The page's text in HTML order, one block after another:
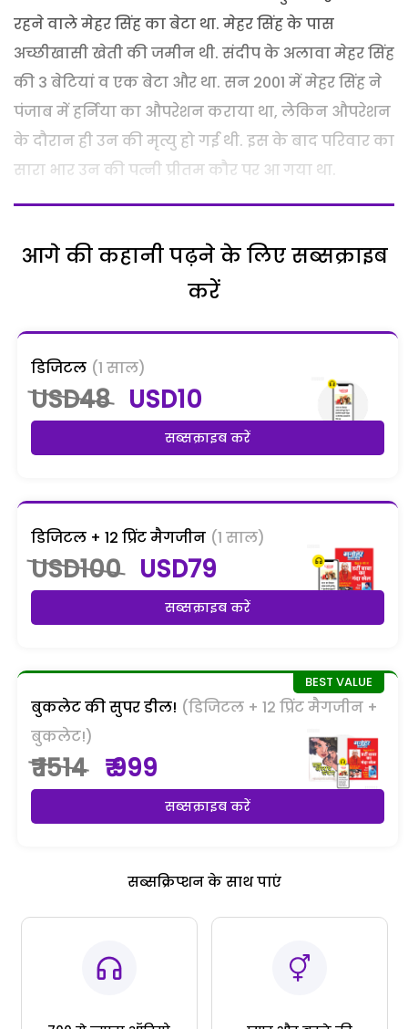
रहने वाले मेहर सिंह का बेटा था. मेहर सिंह के पास
अच्छीखासी खेती की जमीन थी. संदीप के अलावा मेहर सिंह
की 3 बेटियां व एक बेटा और था. सन 2001 में मेहर सिंह ने
पंजाब में हर्निया का औपरेशन कराया था, लेकिन औपरेशन
के दौरान ही उन की मृत्यु हो गई थी. इस के बाद परिवार का
सारा भार उन की पत्नी प्रीतम कौर पर आ गया था.
आगे की कहानी पढ़ने के लिए सब्सक्राइब
करें
डिजिटल (1 साल)
USD48 USD10
सब्सक्राइब करें
डिजिटल + 12 प्रिंट मैगजीन (1 साल)
USD100 USD79
सब्सक्राइब करें
बुकलेट की सुपर डील! (डिजिटल + 12 प्रिंट मैगजीन +
बुकलेट!)
₹ 1514 ₹ 999
सब्सक्राइब करें
सब्सक्रिप्शन के साथ पाएं